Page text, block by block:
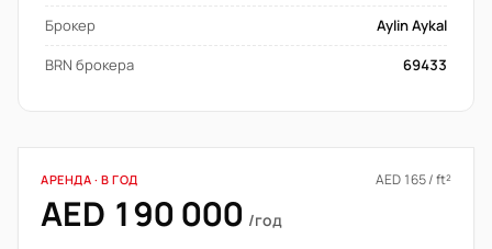
Брокер
Aylin Aykal
BRN брокера
69433
АРЕНДА · В ГОД AED 165 / ft²
AED 190 000 /год